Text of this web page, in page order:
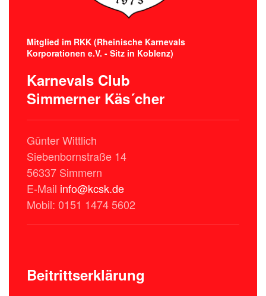
Mitglied im RKK (Rheinische Karnevals
Korporationen e.V. - Sitz in Koblenz)
Karnevals Club
Simmerner Käs´cher
Günter Wittlich
Siebenbornstraße 14
56337 Simmern
E-Mail info@kcsk.de
Mobil: 0151 1474 5602
Beitrittserklärung